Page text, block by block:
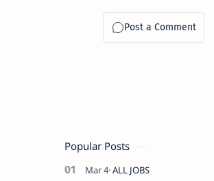
Popular Posts